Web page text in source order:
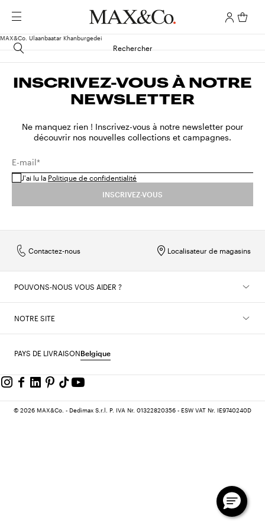
Rechercher
MAX&Co. Ulaanbaatar Khanburgedei
INSCRIVEZ-VOUS À NOTRE
NEWSLETTER
Ne manquez rien ! Inscrivez-vous à notre newsletter pour
découvrir nos nouvelles collections et campagnes.
E-mail*
J'ai lu la Politique de confidentialité
INSCRIVEZ-VOUS
Localisateur de magasins
Contactez-nous
POUVONS-NOUS VOUS AIDER ?
NOTRE SITE
PAYS DE LIVRAISONBelgique
© 2026 MAX&Co. - Dedimax S.r.l. P. IVA Nr. 01322820356 - ESW VAT Nr. IE9740240D